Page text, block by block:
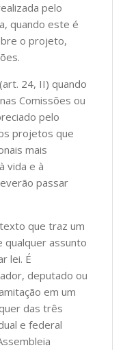
pelo
quando este é
o projeto,
24, II) quando
Comissões ou
pelo
projetos que
mais
vida e à
passar
que traz um
qualquer assunto
lei. É
deputado ou
em um
das três
e federal